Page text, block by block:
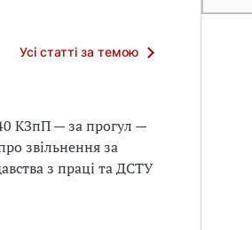
Усі статті за темою
40 КЗпП — за прогул —
звільнення за
з праці та ДСТУ